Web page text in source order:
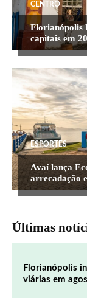
CENTRO
Florianópolis
capitais em
ESPORTES
Avaí lança
arrecadação
Últimas
Florianópolis
viárias em